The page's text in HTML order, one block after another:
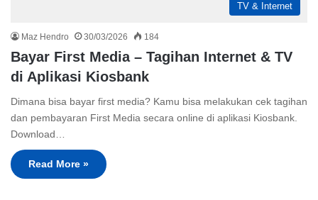
TV & Internet
Maz Hendro 30/03/2026 184
Bayar First Media – Tagihan Internet & TV
di Aplikasi Kiosbank
Dimana bisa bayar first media? Kamu bisa melakukan cek tagihan
dan pembayaran First Media secara online di aplikasi Kiosbank.
Download…
Read More »